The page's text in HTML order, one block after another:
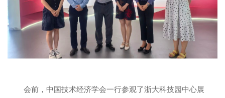
会前，中国技术经济学会一行参观了浙大科技园中心展